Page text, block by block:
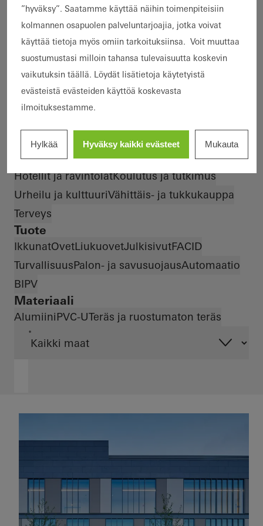
PaloturvallisuusSavusuojaus
Korkea turvallisuustaso
Murto- ja varkaussuojausKestävyys
Älykäs rakennus Esteettömyys
Terveellinen asuminenSuunnittelu ja estetiikka
Erinomainen arkkitehtuuri
Toimisto ja hallinto
Yksityiskoti
Kaupunginosat ja monikäyttöiset rakennukset
Hotellit ja ravintolatKoulutus ja tutkimus
Urheilu ja kulttuuriVähittäis- ja tukkukauppa
Terveys
Tuote
IkkunatOvetLiukuovetJulkisivutFACID
TurvallisuusPalon- ja savusuojausAutomaatio
BIPV
Materiaali
AlumiiniPVC-UTeräs ja ruostumaton teräs
*
”hyväksy”. Saatamme käyttää näihin toimenpiteisiin
kolmannen osapuolen palveluntarjoajia, jotka voivat
käyttää tietoja myös omiin tarkoituksiinsa. Voit muuttaa
suostumustasi milloin tahansa tulevaisuutta koskevin
vaikutuksin täällä. Löydät lisätietoja käytetyistä
evästeistä evästeiden käyttöä koskevasta
ilmoituksestamme.
Hylkää Hyväksy kaikki evästeet Mukauta